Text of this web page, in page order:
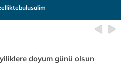
doyum günü olsun